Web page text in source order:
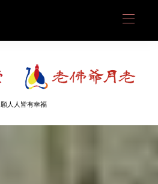
願人人皆有幸福